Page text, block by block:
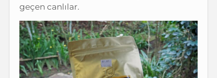
geçen canlılar.